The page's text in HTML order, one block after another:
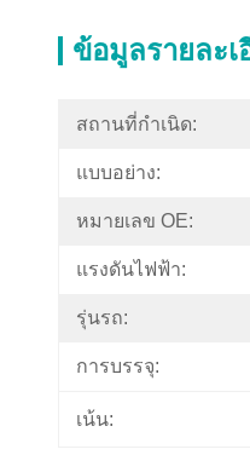
ข้อมูลรายละเ
สถานที่กำเนิด:
แบบอย่าง:
หมายเลข OE:
แรงดันไฟฟ้า:
รุ่นรถ:
การบรรจุ:
เน้น: